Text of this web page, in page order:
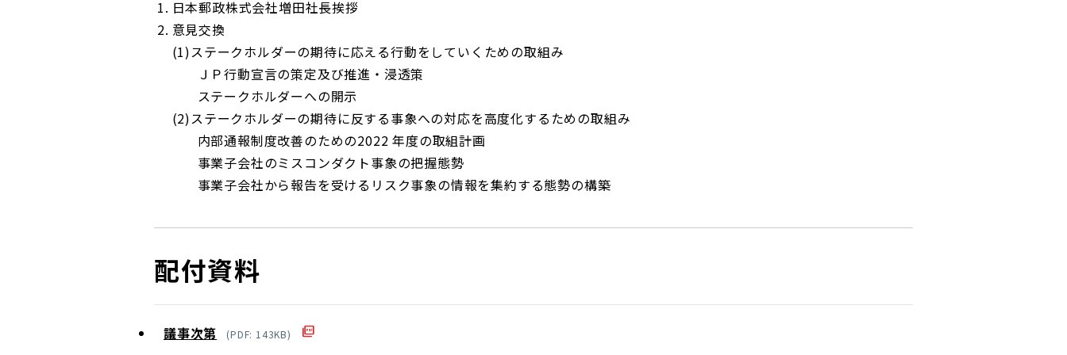
日本郵政株式会社増田社長挨拶
意見交換
ステークホルダーの期待に応える行動をしていくための取組み
ＪＰ行動宣言の策定及び推進・浸透策
ステークホルダーへの開示
ステークホルダーの期待に反する事象への対応を高度化するための取組み
内部通報制度改善のための2022 年度の取組計画
事業子会社のミスコンダクト事象の把握態勢
事業子会社から報告を受けるリスク事象の情報を集約する態勢の構築
配付資料
議事次第 (PDF: 143KB)